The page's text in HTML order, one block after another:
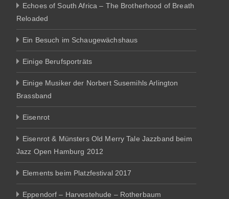
Echoes of South Africa – The Brotherhood of Breath
Reloaded
Ein Besuch im Schaugewächshaus
Einige Berufsporträts
Einige Musiker der Norbert Susemihls Arlington
Brassband
Eisenrot
Eisenrot & Münsters Old Merry Tale Jazzband beim
Jazz Open Hamburg 2012
Elements beim Platzfestival 2017
Eppendorf – Harvestehude – Rotherbaum